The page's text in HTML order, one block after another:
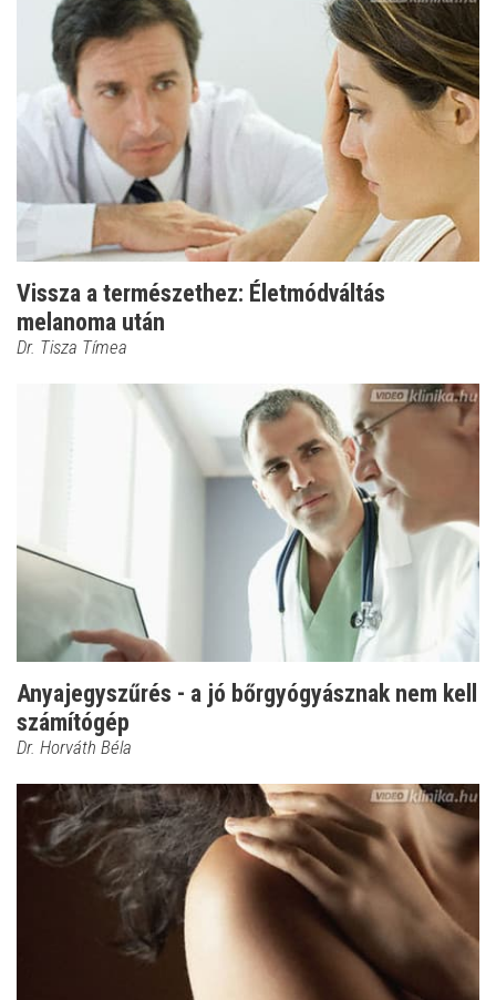
Vissza a természethez: Életmódváltás
melanoma után
Dr. Tisza Tímea
Anyajegyszűrés - a jó bőrgyógyásznak nem kell
számítógép
Dr. Horváth Béla